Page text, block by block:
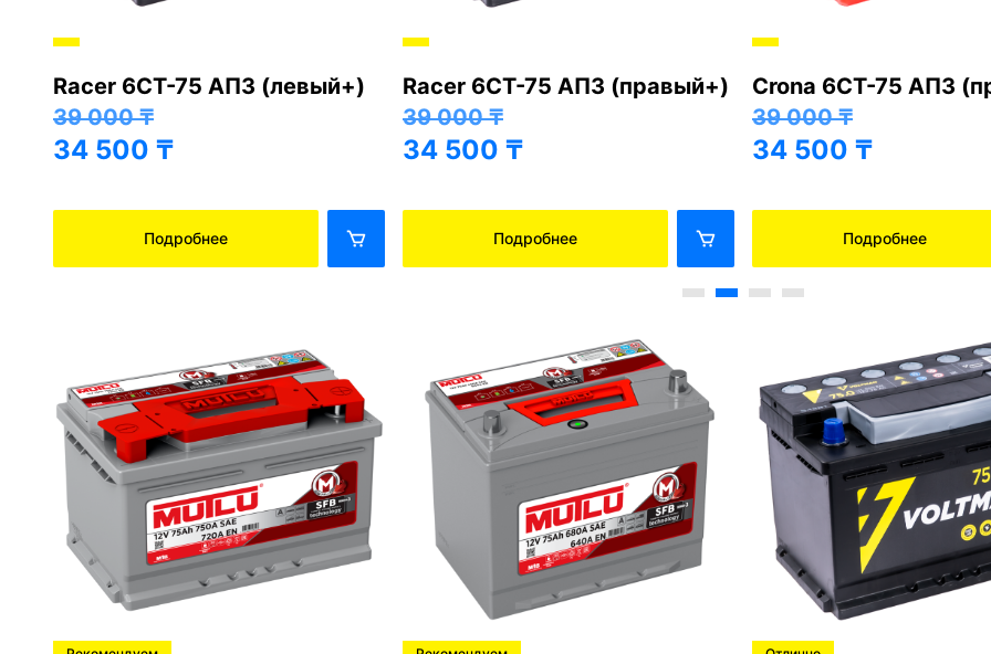
Racer 6СТ-75 АПЗ (левый+)
39 000₸
34 500 ₸
Подробнее
Racer 6СТ-75 АПЗ (правый+)
39 000₸
34 500 ₸
Подробнее
Crona 6СТ-75 АПЗ
39 000₸
34 500 ₸
Подробнее